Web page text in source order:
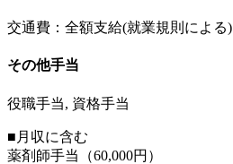
交通費：全額支給(就業規則による)
その他手当
役職手当, 資格手当
■月収に含む
薬剤師手当（60,000円）